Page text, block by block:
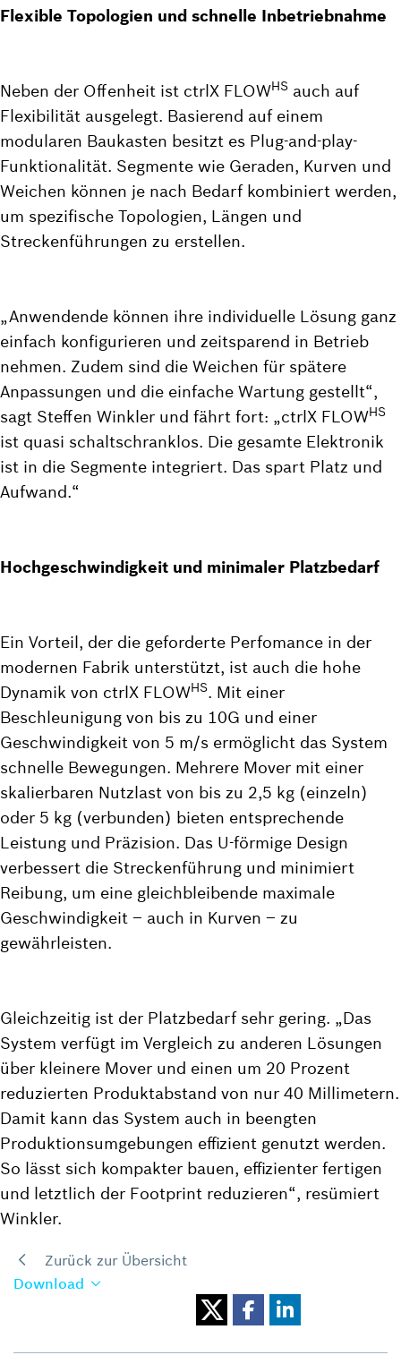
Flexible Topologien und schnelle Inbetriebnahme
Neben der Offenheit ist ctrlX FLOWHS auch auf
Flexibilität ausgelegt. Basierend auf einem
modularen Baukasten besitzt es Plug-and-play-
Funktionalität. Segmente wie Geraden, Kurven und
Weichen können je nach Bedarf kombiniert werden,
um spezifische Topologien, Längen und
Streckenführungen zu erstellen.
„Anwendende können ihre individuelle Lösung ganz
einfach konfigurieren und zeitsparend in Betrieb
nehmen. Zudem sind die Weichen für spätere
Anpassungen und die einfache Wartung gestellt“,
sagt Steffen Winkler und fährt fort: „ctrlX FLOWHS
ist quasi schaltschranklos. Die gesamte Elektronik
ist in die Segmente integriert. Das spart Platz und
Aufwand.“
Hochgeschwindigkeit und minimaler Platzbedarf
Ein Vorteil, der die geforderte Perfomance in der
modernen Fabrik unterstützt, ist auch die hohe
Dynamik von ctrlX FLOWHS. Mit einer
Beschleunigung von bis zu 10G und einer
Geschwindigkeit von 5 m/s ermöglicht das System
schnelle Bewegungen. Mehrere Mover mit einer
skalierbaren Nutzlast von bis zu 2,5 kg (einzeln)
oder 5 kg (verbunden) bieten entsprechende
Leistung und Präzision. Das U-förmige Design
verbessert die Streckenführung und minimiert
Reibung, um eine gleichbleibende maximale
Geschwindigkeit – auch in Kurven – zu
gewährleisten.
Gleichzeitig ist der Platzbedarf sehr gering. „Das
System verfügt im Vergleich zu anderen Lösungen
über kleinere Mover und einen um 20 Prozent
reduzierten Produktabstand von nur 40 Millimetern.
Damit kann das System auch in beengten
Produktionsumgebungen effizient genutzt werden.
So lässt sich kompakter bauen, effizienter fertigen
und letztlich der Footprint reduzieren“, resümiert
Winkler.
Zurück zur Übersicht
Download